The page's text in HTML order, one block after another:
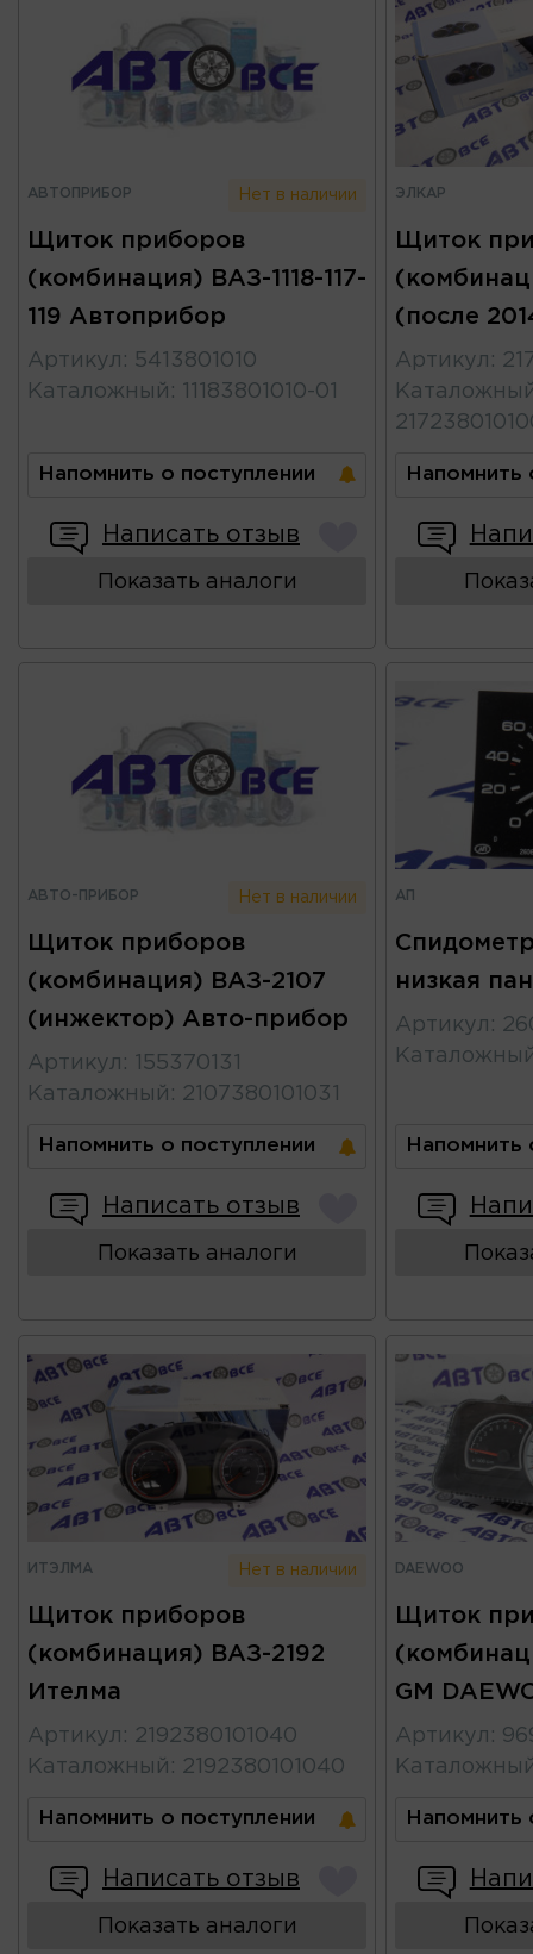
АВТОПРИБОР Нет в наличии
Щиток приборов
(комбинация) ВАЗ-1118-117-
119 Автоприбор
Артикул : 5413801010
Каталожный : 11183801010-01
Напомнить о поступлении
Написать отзыв
Показать аналоги
ЭЛКАР
Щиток
(после
Артикул :
Напомнить
АВТО-ПРИБОР Нет в наличии
Щиток приборов
(комбинация) ВАЗ-2107
(инжектор) Авто-прибор
Артикул :
155370131
Каталожный : 2107380101031
Напомнить о поступлении
Написать отзыв
Показать аналоги
АП
низкая
Артикул :
Напомнить
ИТЭЛМА Нет в наличии
Щиток приборов
(комбинация) ВАЗ-2192
Ителма
Артикул : 2192380101040
Каталожный : 2192380101040
Напомнить о поступлении
Написать отзыв
Показать аналоги
DAEWOO
Щиток
GM
Артикул :
Напомнить